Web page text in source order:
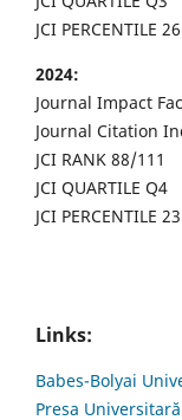
JCI PERCENTILE
2024:
Journal Impact
Journal Citation
JCI RANK 88/111
JCI QUARTILE Q4
JCI PERCENTILE
Links:
Babes-Bolyai
Presa